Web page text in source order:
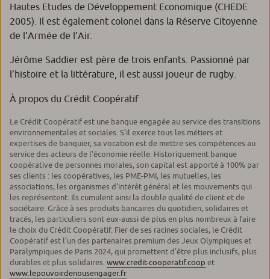
Hautes Etudes de Développement Economique (CHEDE
2005). Il est également colonel dans la Réserve Citoyenne
de l’Armée de l’Air.
Jérôme Saddier est père de trois enfants. Passionné par
l’histoire et la littérature, il est aussi joueur de rugby.
À propos du Crédit Coopératif
Le Crédit Coopératif est une banque engagée au service des transitions
environnementales et sociales. S’il exerce tous les métiers et
expertises de banquier, sa vocation est de mettre ses compétences au
service des acteurs de l’économie réelle. Historiquement banque
coopérative de personnes morales, son capital est apporté à 100% par
ses clients : les coopératives, les PME-PMI, les mutuelles, les
associations, les organismes d’intérêt général et les mouvements qui
les représentent. Ils cumulent ainsi la double qualité de client et de
sociétaire. Grâce à ses produits bancaires du quotidien, solidaires et
tracés, les particuliers sont eux-aussi de plus en plus nombreux à faire
le choix du Crédit Coopératif. Fier de ses racines sociales, le Crédit
Coopératif est l’un des partenaires premium des Jeux Olympiques et
Paralympiques de Paris 2024, qui promettent d’être plus inclusifs, plus
durables et plus solidaires.www.credit-cooperatif.coop et
www.lepouvoirdenousengager.fr